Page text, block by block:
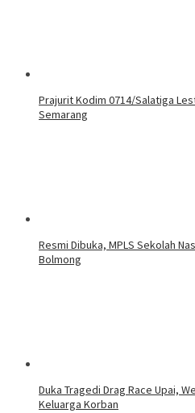
Prajurit Kodim 0714/Salatiga
Semarang
Resmi Dibuka, MPLS Sekolah
Bolmong
Duka Tragedi Drag Race Upai,
Keluarga Korban